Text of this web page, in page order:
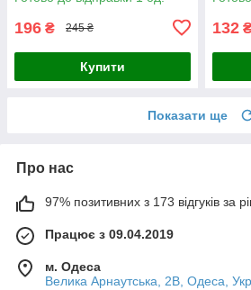
196 ₴ 245 ₴
Купити
132
Показати ще
Про нас
97% позитивних з 173 відгуків за
Працює з 09.04.2019
м. Одеса
Велика Арнаутська, 2В, Одеса,